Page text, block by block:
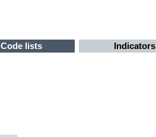
Code lists Indicators